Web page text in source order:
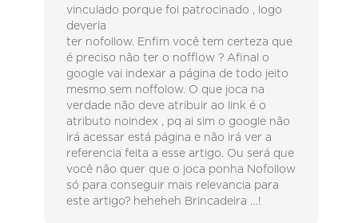
vinculado porque foi patrocinado , logo
deveria
ter nofollow. Enfim você tem certeza que
é preciso não ter o nofflow ? Afinal o
google vai indexar a página de todo jeito
mesmo sem noffolow. O que joca na
verdade não deve atribuir ao link é o
atributo noindex , pq ai sim o google não
irá acessar está página e não irá ver a
referencia feita a esse artigo. Ou será que
você não quer que o joca ponha Nofollow
só para conseguir mais relevancia para
este artigo? heheheh Brincadeira …!